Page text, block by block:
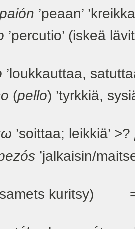
paión ’peaan’
’percutio’ (iskeä
’loukkauttaa,
(pello) ’tyrkkiä,
’soittaa; leikkiä’ >?
’jalkaisin/
kuritsy) =